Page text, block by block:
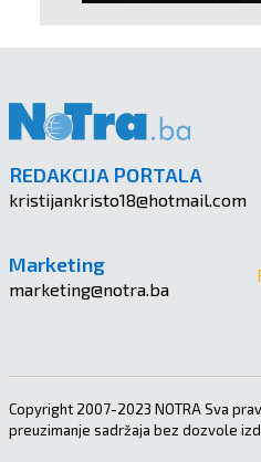
REDAKCIJA PORTALA
kristijankristo18@hotmail.com
Marketing
marketing@notra.ba
Copyright 2007-2023 NOTRA Sva
preuzimanje sadržaja bez dozvole